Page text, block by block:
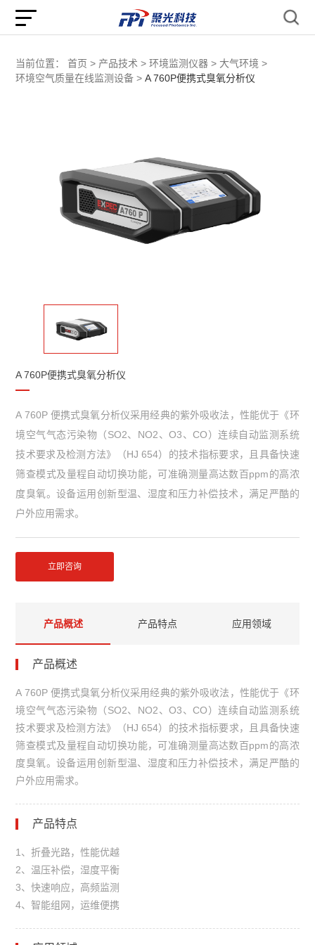
当前位置： 首页 > 产品技术 > 环境监测仪器 > 大气环境 >
环境空气质量在线监测设备 > A 760P便携式臭氧分析仪
A 760P便携式臭氧分析仪
A 760P 便携式臭氧分析仪采用经典的紫外吸收法，性能优于《环
境空气气态污染物（SO2、NO2、O3、CO）连续自动监测系统
技术要求及检测方法》（HJ 654）的技术指标要求，且具备快速
筛查模式及量程自动切换功能，可准确测量高达数百ppm的高浓
度臭氧。设备运用创新型温、湿度和压力补偿技术，满足严酷的
户外应用需求。
立即咨询
产品概述 产品特点 应用领域
产品概述
A 760P 便携式臭氧分析仪采用经典的紫外吸收法，性能优于《环
境空气气态污染物（SO2、NO2、O3、CO）连续自动监测系统
技术要求及检测方法》（HJ 654）的技术指标要求，且具备快速
筛查模式及量程自动切换功能，可准确测量高达数百ppm的高浓
度臭氧。设备运用创新型温、湿度和压力补偿技术，满足严酷的
户外应用需求。
产品特点
1、折叠光路，性能优越
2、温压补偿，湿度平衡
3、快速响应，高频监测
4、智能组网，运维便携